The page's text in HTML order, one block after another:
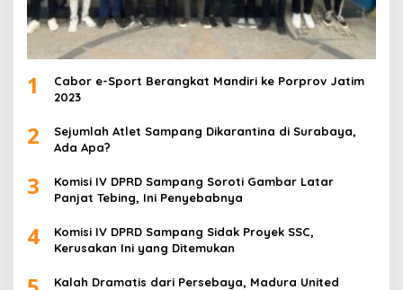
1
Cabor e-Sport Berangkat Mandiri ke Porprov Jatim
2023
2
Sejumlah Atlet Sampang Dikarantina di Surabaya,
Ada Apa?
3
Komisi IV DPRD Sampang Soroti Gambar Latar
Panjat Tebing, Ini Penyebabnya
4
Komisi IV DPRD Sampang Sidak Proyek SSC,
Kerusakan Ini yang Ditemukan
Kalah Dramatis dari Persebaya, Madura United